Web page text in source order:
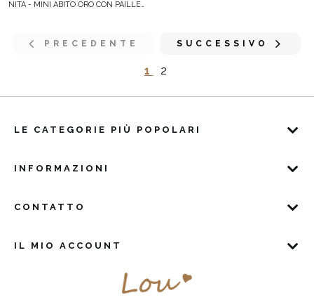
PRECEDENTE
1 2
SUCCESSIVO
LE CATEGORIE PIÙ POPOLARI
INFORMAZIONI
CONTATTO
IL MIO ACCOUNT